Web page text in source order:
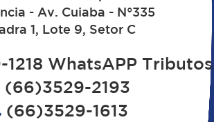
- Av. Cuiaba - N°335
1, Lote 9, Setor C
WhatsAPP Tributos
(66)3529-2193
(66)3529-1613